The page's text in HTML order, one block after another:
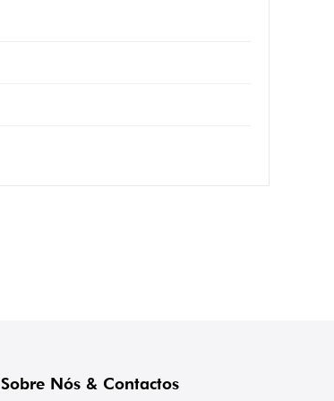
Sobre Nós & Contactos